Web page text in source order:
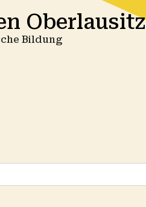
Oberlausitz
Bildung